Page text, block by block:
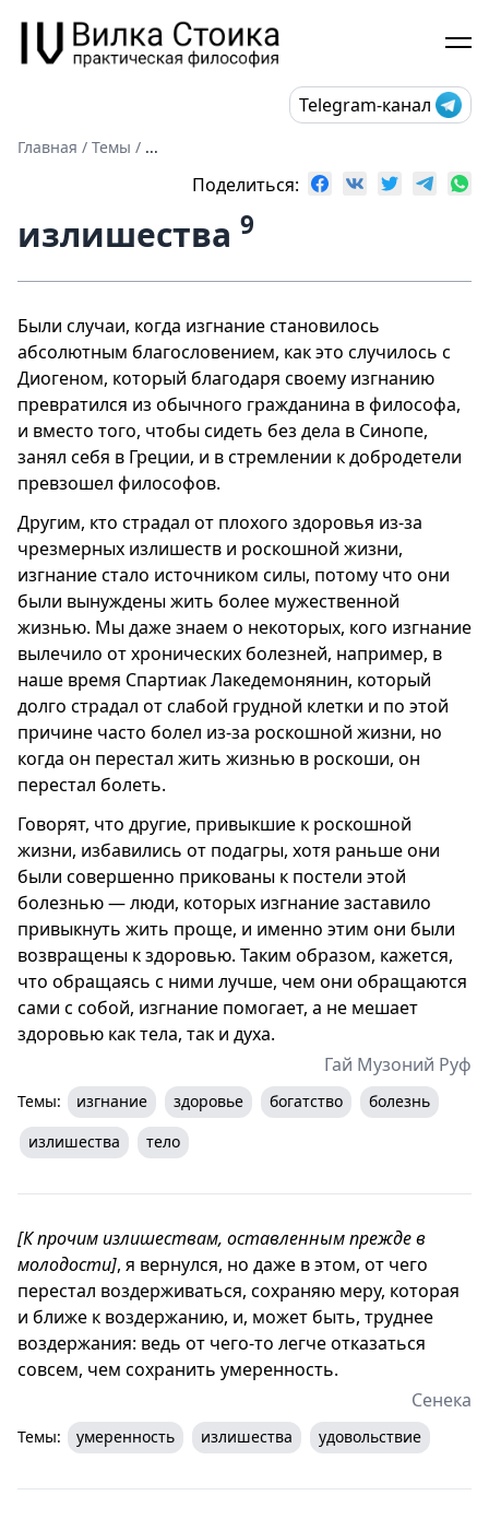
Telegram-канал
Главная / Темы / ...
Поделиться:
излишества 9
Были случаи, когда изгнание становилось
абсолютным благословением, как это случилось с
Диогеном, который благодаря своему изгнанию
превратился из обычного гражданина в философа,
и вместо того, чтобы сидеть без дела в Синопе,
занял себя в Греции, и в стремлении к добродетели
превзошел философов.
Другим, кто страдал от плохого здоровья из-за
чрезмерных излишеств и роскошной жизни,
изгнание стало источником силы, потому что они
были вынуждены жить более мужественной
жизнью. Мы даже знаем о некоторых, кого изгнание
вылечило от хронических болезней, например, в
наше время Спартиак Лакедемонянин, который
долго страдал от слабой грудной клетки и по этой
причине часто болел из-за роскошной жизни, но
когда он перестал жить жизнью в роскоши, он
перестал болеть.
Говорят, что другие, привыкшие к роскошной
жизни, избавились от подагры, хотя раньше они
были совершенно прикованы к постели этой
болезнью — люди, которых изгнание заставило
привыкнуть жить проще, и именно этим они были
возвращены к здоровью. Таким образом, кажется,
что обращаясь с ними лучше, чем они обращаются
сами с собой, изгнание помогает, а не мешает
здоровью как тела, так и духа.
Гай Музоний Руф
Темы: изгнание здоровье богатство
болезнь
излишества
тело
[К прочим излишествам, оставленным прежде в
молодости], я вернулся, но даже в этом, от чего
перестал воздерживаться, сохраняю меру, которая
и ближе к воздержанию, и, может быть, труднее
воздержания: ведь от чего-то легче отказаться
совсем, чем сохранить умеренность.
Сенека
Темы: умеренность излишества удовольствие